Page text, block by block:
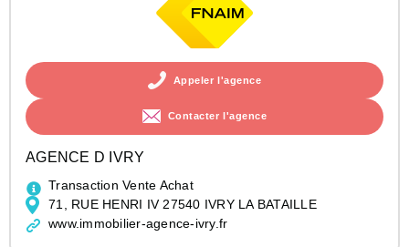
Appeler l'agence
Contacter l'agence
AGENCE D IVRY
Transaction Vente Achat
71, RUE HENRI IV 27540 IVRY LA BATAILLE
www.immobilier-agence-ivry.fr